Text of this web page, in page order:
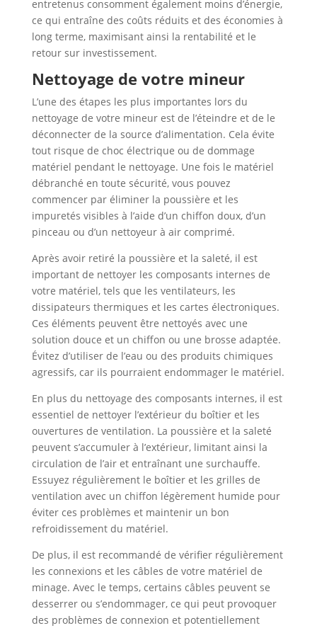
entretenus consomment également moins d’énergie,
ce qui entraîne des coûts réduits et des économies à
long terme, maximisant ainsi la rentabilité et le
retour sur investissement.
Nettoyage de votre mineur
L’une des étapes les plus importantes lors du
nettoyage de votre mineur est de l’éteindre et de le
déconnecter de la source d’alimentation. Cela évite
tout risque de choc électrique ou de dommage
matériel pendant le nettoyage. Une fois le matériel
débranché en toute sécurité, vous pouvez
commencer par éliminer la poussière et les
impuretés visibles à l’aide d’un chiffon doux, d’un
pinceau ou d’un nettoyeur à air comprimé.
Après avoir retiré la poussière et la saleté, il est
important de nettoyer les composants internes de
votre matériel, tels que les ventilateurs, les
dissipateurs thermiques et les cartes électroniques.
Ces éléments peuvent être nettoyés avec une
solution douce et un chiffon ou une brosse adaptée.
Évitez d’utiliser de l’eau ou des produits chimiques
agressifs, car ils pourraient endommager le matériel.
En plus du nettoyage des composants internes, il est
essentiel de nettoyer l’extérieur du boîtier et les
ouvertures de ventilation. La poussière et la saleté
peuvent s’accumuler à l’extérieur, limitant ainsi la
circulation de l’air et entraînant une surchauffe.
Essuyez régulièrement le boîtier et les grilles de
ventilation avec un chiffon légèrement humide pour
éviter ces problèmes et maintenir un bon
refroidissement du matériel.
De plus, il est recommandé de vérifier régulièrement
les connexions et les câbles de votre matériel de
minage. Avec le temps, certains câbles peuvent se
desserrer ou s’endommager, ce qui peut provoquer
des problèmes de connexion et potentiellement